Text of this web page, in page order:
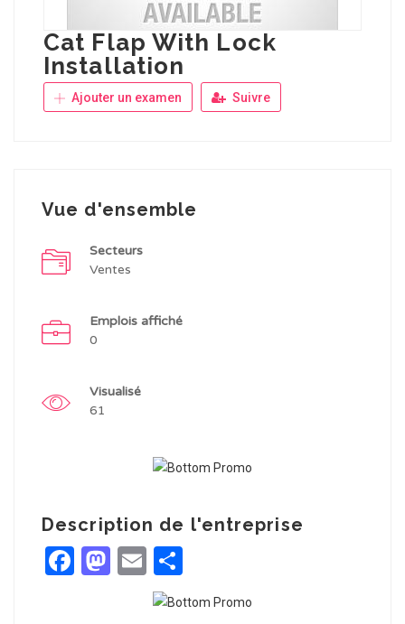
Cat Flap With Lock
Installation
Ajouter un examen Suivre
Vue d'ensemble
Secteurs
Ventes
Emplois affiché
0
Visualisé
61
Description de l'entreprise
Facebook
Mastodon
Email